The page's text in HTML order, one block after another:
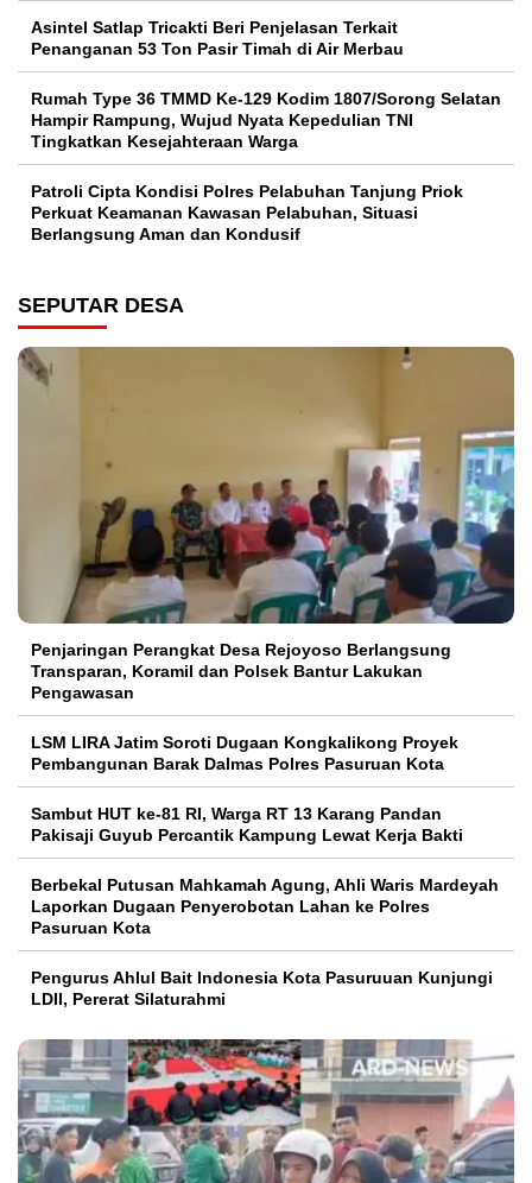
Asintel Satlap Tricakti Beri Penjelasan Terkait
Penanganan 53 Ton Pasir Timah di Air Merbau
Rumah Type 36 TMMD Ke-129 Kodim 1807/Sorong Selatan
Hampir Rampung, Wujud Nyata Kepedulian TNI
Tingkatkan Kesejahteraan Warga
Patroli Cipta Kondisi Polres Pelabuhan Tanjung Priok
Perkuat Keamanan Kawasan Pelabuhan, Situasi
Berlangsung Aman dan Kondusif
SEPUTAR DESA
Penjaringan Perangkat Desa Rejoyoso Berlangsung
Transparan, Koramil dan Polsek Bantur Lakukan
Pengawasan
LSM LIRA Jatim Soroti Dugaan Kongkalikong Proyek
Pembangunan Barak Dalmas Polres Pasuruan Kota
Sambut HUT ke-81 RI, Warga RT 13 Karang Pandan
Pakisaji Guyub Percantik Kampung Lewat Kerja Bakti
Berbekal Putusan Mahkamah Agung, Ahli Waris Mardeyah
Laporkan Dugaan Penyerobotan Lahan ke Polres
Pasuruan Kota
Pengurus Ahlul Bait Indonesia Kota Pasuruuan Kunjungi
LDII, Pererat Silaturahmi